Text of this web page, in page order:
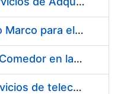
Suscripción de Acuerdo Marco para el Suministro de Material de Acero Inoxidable de la Entidad Pública Empresarial Fábrica Nacional de Moneda y Timbre-Real Casa de la Moneda (FNMT-RCM)
Servicio de Cafetería y Comedor en la sede central de la Fábrica Nacional de Moneda y Timbre-Real Casa de la Moneda en Madrid
Contratación de los servicios de telecomunicaciones para la FNMT-RCM